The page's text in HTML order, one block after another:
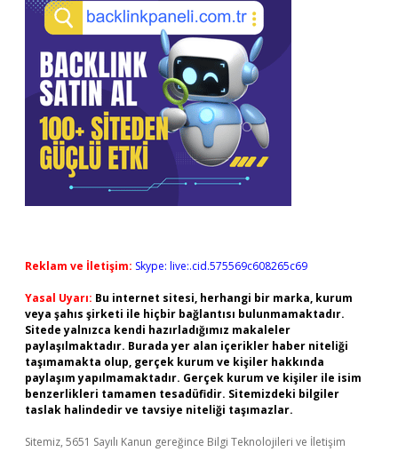
Reklam ve İletişim: Skype: live:.cid.575569c608265c69
Yasal Uyarı: Bu internet sitesi, herhangi bir marka, kurum
veya şahıs şirketi ile hiçbir bağlantısı bulunmamaktadır.
Sitede yalnızca kendi hazırladığımız makaleler
paylaşılmaktadır. Burada yer alan içerikler haber niteliği
taşımamakta olup, gerçek kurum ve kişiler hakkında
paylaşım yapılmamaktadır. Gerçek kurum ve kişiler ile isim
benzerlikleri tamamen tesadüfidir. Sitemizdeki bilgiler
taslak halindedir ve tavsiye niteliği taşımazlar.
Sitemiz, 5651 Sayılı Kanun gereğince Bilgi Teknolojileri ve İletişim